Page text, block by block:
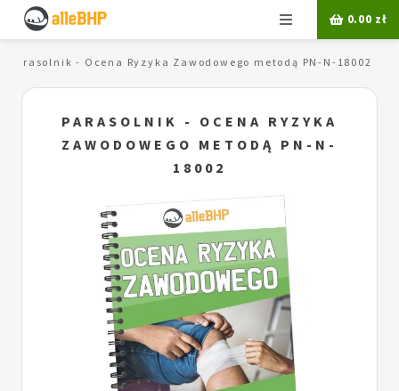
Menu 0.00 zł
Parasolnik - Ocena Ryzyka Zawodowego metodą PN-N-18002
PARASOLNIK - OCENA RYZYKA
ZAWODOWEGO METODĄ PN-N-
18002